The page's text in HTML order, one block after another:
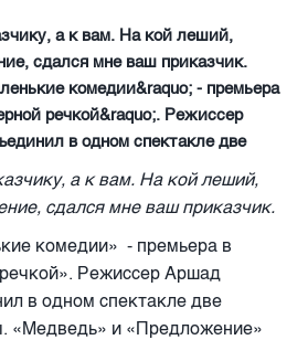
а к вам. На кой леший,
сдался мне ваш приказчик.
комедии&raquo; - премьера
речкой&raquo;. Режиссер
в одном спектакле две
а к вам. На кой леший,
сдался мне ваш приказчик.
комедии» - премьера в
Режиссер Аршад
в одном спектакле две
«Медведь» и «Предложение»